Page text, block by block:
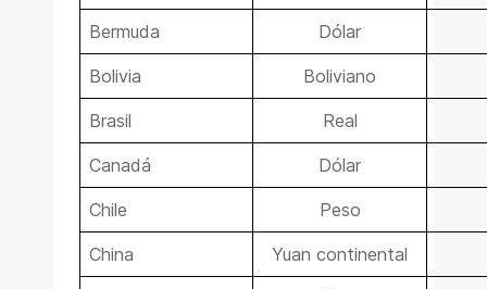
Bermuda Dólar
Bolivia Boliviano
Brasil Real
Canadá Dólar
Chile Peso
China Yuan continental